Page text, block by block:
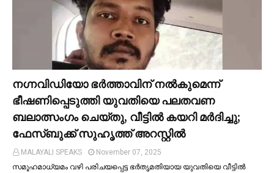
നഗ്നവിഡിയോ ഭര്‍ത്താവിന് നല്‍കുമെന്ന്
ഭീഷണിപ്പെടുത്തി യുവതിയെ പലതവണ
ബലാത്സംഗം ചെയ്തു, വീട്ടില്‍ കയറി മര്‍ദിച്ചു;
ഫേസ്ബുക്ക് സുഹൃത്ത് അറസ്റ്റില്‍
MALAYALI SPEAKS
November 07, 2025
സമൂഹമാധ്യമം വഴി പരിചയപ്പെട്ട ഭർതൃമതിയായ യുവതിയെ വീട്ടില്‍